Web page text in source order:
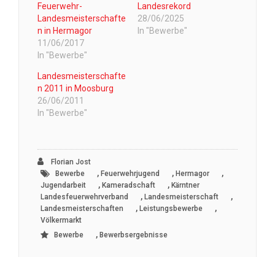
Feuerwehr-
Landesmeisterschafte
n in Hermagor
11/06/2017
In "Bewerbe"
Landesrekord
28/06/2025
In "Bewerbe"
Landesmeisterschafte
n 2011 in Moosburg
26/06/2011
In "Bewerbe"
Florian Jost
Bewerbe
, Feuerwehrjugend , Hermagor ,
Jugendarbeit , Kameradschaft , Kärntner
Landesfeuerwehrverband
, Landesmeisterschaft ,
Landesmeisterschaften , Leistungsbewerbe ,
Völkermarkt
Bewerbe
, Bewerbsergebnisse